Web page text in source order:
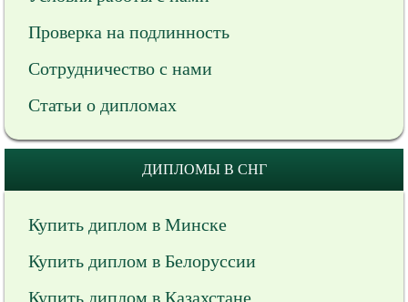
Проверка на подлинность
Сотрудничество с нами
Статьи о дипломах
ДИПЛОМЫ В СНГ
Купить диплом в Минске
Купить диплом в Белоруссии
Купить диплом в Казахстане